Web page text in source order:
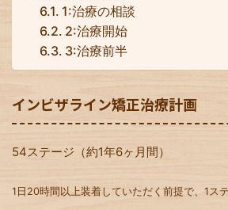
1:治療の相談
2:治療開始
3:治療前半
インビザライン矯正治療計画
54ステージ（約1年6ヶ月間）
1日20時間以上装着していただく前提で、1ス